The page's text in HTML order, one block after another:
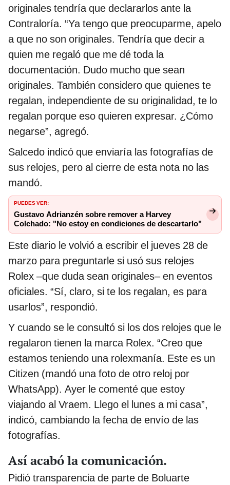
originales tendría que declararlos ante la
Contraloría. “Ya tengo que preocuparme, apelo
a que no son originales. Tendría que decir a
quien me regaló que me dé toda la
documentación. Dudo mucho que sean
originales. También considero que quienes te
regalan, independiente de su originalidad, te lo
regalan porque eso quieren expresar. ¿Cómo
negarse”, agregó.
Salcedo indicó que enviaría las fotografías de
sus relojes, pero al cierre de esta nota no las
mandó.
PUEDES VER:
Gustavo Adrianzén sobre remover a Harvey
Colchado: "No estoy en condiciones de descartarlo"
Este diario le volvió a escribir el jueves 28 de
marzo para preguntarle si usó sus relojes
Rolex –que duda sean originales– en eventos
oficiales. “Sí, claro, si te los regalan, es para
usarlos”, respondió.
Y cuando se le consultó si los dos relojes que le
regalaron tienen la marca Rolex. “Creo que
estamos teniendo una rolexmanía. Este es un
Citizen (mandó una foto de otro reloj por
WhatsApp). Ayer le comenté que estoy
viajando al Vraem. Llego el lunes a mi casa”,
indicó, cambiando la fecha de envío de las
fotografías.
Así acabó la comunicación.
Pidió transparencia de parte de Boluarte